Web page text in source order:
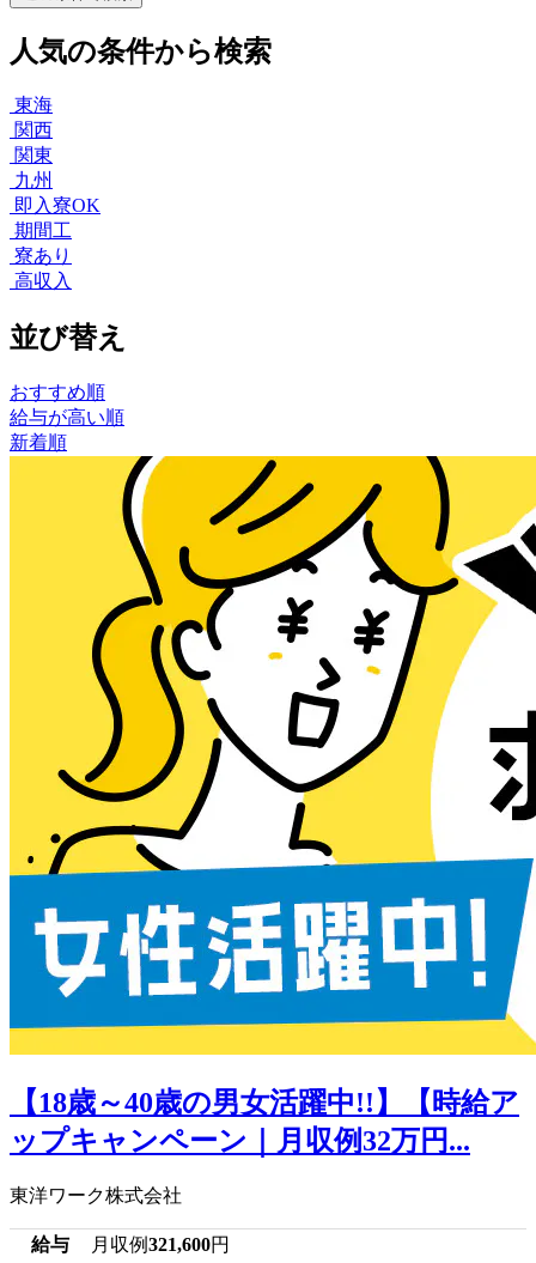
人気の条件から検索
東海
関西
関東
九州
即入寮OK
期間工
寮あり
高収入
並び替え
おすすめ順
給与が高い順
新着順
【18歳～40歳の男女活躍中!!】【時給ア
ップキャンペーン｜月収例32万円...
東洋ワーク株式会社
給与 月収例321,600円